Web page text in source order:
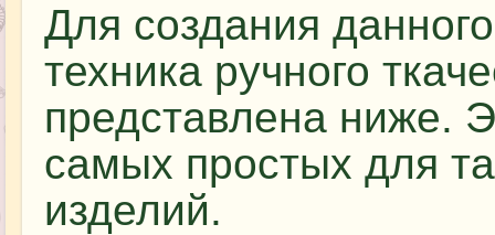
Для создания
техника ручного
представлена ниже.
самых простых для
изделий.